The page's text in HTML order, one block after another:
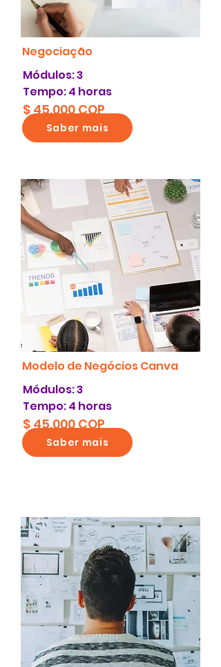
Negociação
Módulos: 3
Tempo: 4 horas
$ 45.000 COP
Saber mais
Modelo de Negócios Canva
Módulos: 3
Tempo: 4 horas
$ 45.000 COP
Saber mais